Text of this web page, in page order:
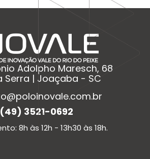
Adolpho Maresch, 68
Serra | Joaçaba - SC
(49) 3521-0692
8h às 12h - 13h30 às 18h.